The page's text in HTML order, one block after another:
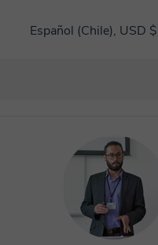
Español (Chile), USD $